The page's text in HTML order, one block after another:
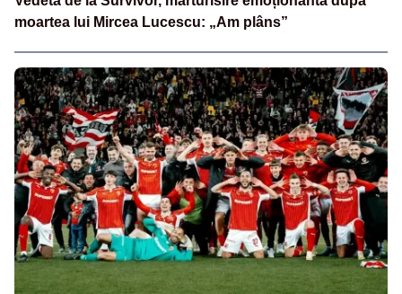
moartea lui Mircea Lucescu: „Am plâns”